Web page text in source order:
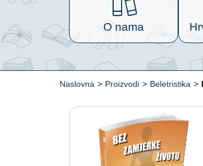
O nama
Naslovna > Proizvodi > Beletristika >